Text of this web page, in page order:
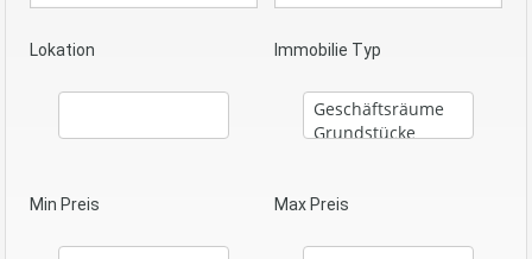
Lokation Immobilie Typ
Min Preis Max Preis